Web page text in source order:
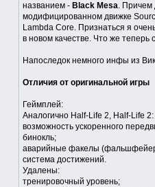
названием - Black Mesa. Причем
модифицированном движке
Lambda Core. Признаться я
в новом качестве. Что же
Напоследок немного инфы из
Отличия от оригинальной игры
Геймплей:
Аналогично Half-Life 2, Half-Life
возможность ускоренного
бинокль;
аварийные факелы
система достижений.
Удалены:
тренировочный уровень;